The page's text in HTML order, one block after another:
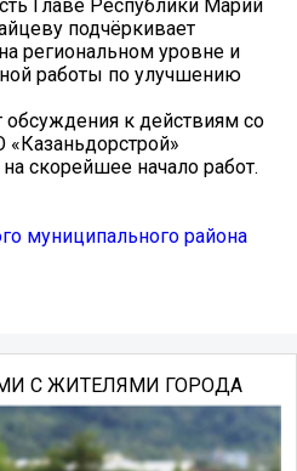
Главе Республики Марий
подчёркивает
региональном уровне и
работы по улучшению
к действиям со
скорейшее начало работ.
муниципального района
С ЖИТЕЛЯМИ ГОРОДА